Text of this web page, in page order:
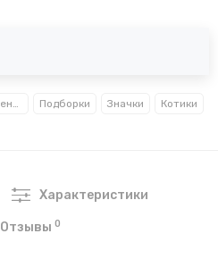
Аксессуары и украшения Подборки Значки Котики
Характеристики
Отзывы0